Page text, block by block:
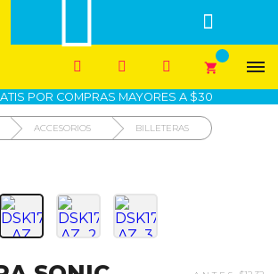
 
   
COMO COMPRAR DEVOLUCIÓN SIN COSTO
POR COMPRAS MAYORES A $30
ACCESORIOS BILLETERAS